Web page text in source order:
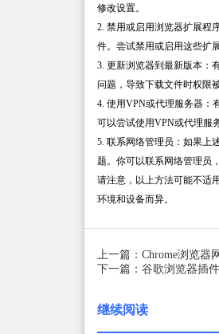
修改设置。
2. 禁用或启用浏览器扩展程
件。尝试禁用或启用这些扩
3. 更新浏览器到最新版本：
问题，导致下载文件时权限
4. 使用VPN或代理服务器：
可以尝试使用VPN或代理服
5. 联系网络管理员：如果上
题。你可以联系网络管理员
请注意，以上方法可能不适
环境和设备而异。
上一篇：Chrome浏览器
下一篇：谷歌浏览器插
继续阅读